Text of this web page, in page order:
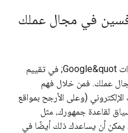
في مجال عملك
يمكن أن يساعدك تطبيق &quot;مؤشرات Google&quot; في تقييم
عملك. فمن خلال فهم
(وعلى الأرجح بمواقع
لقاعدة جمهورك، مثل
يمكن أن يساعدك ذلك أيضًا في